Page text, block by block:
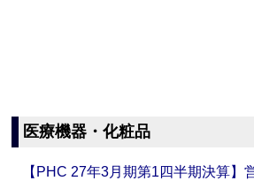
医療機器・化粧品
【PHC 27年3月期第1四半期決算】